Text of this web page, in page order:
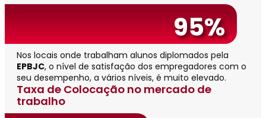
95%
Nos locais onde trabalham alunos diplomados pela
EPBJC, o nível de satisfação dos empregadores com o
seu desempenho, a vários níveis, é muito elevado.
Taxa de Colocação no mercado de
trabalho